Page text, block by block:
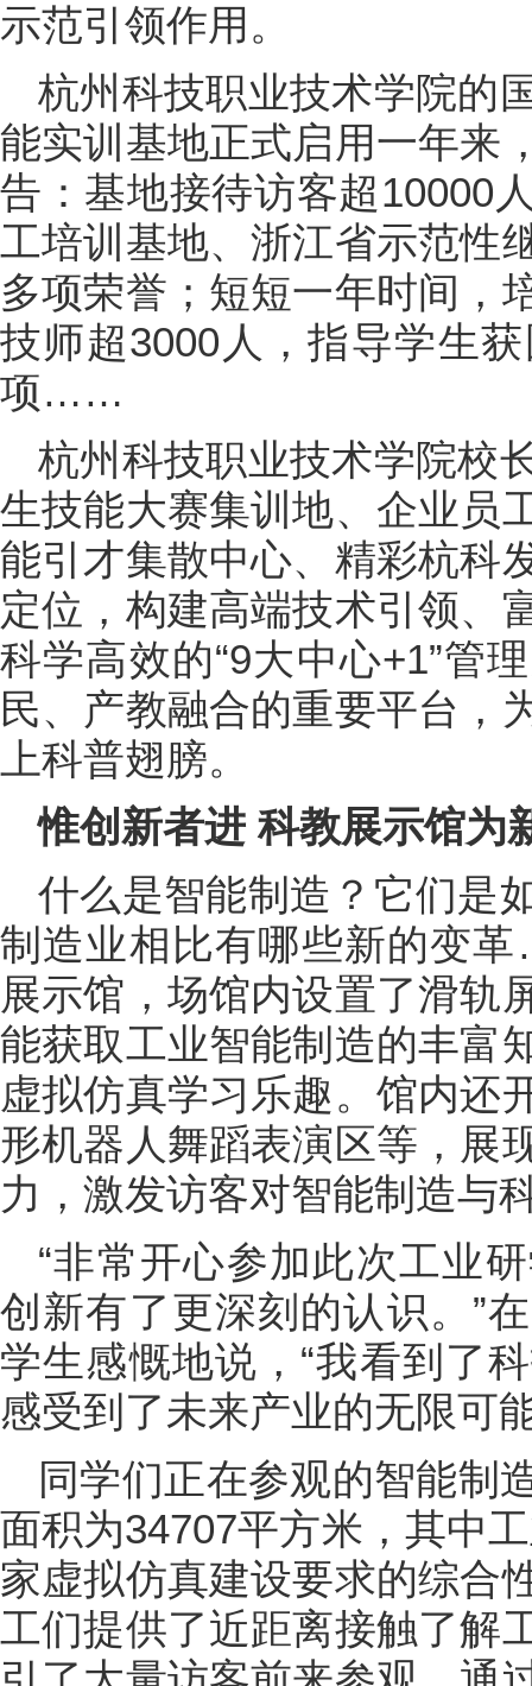
示范引领作用。
杭州科技职业技术学院的
能实训基地正式启用一年来
告：基地接待访客超10000
工培训基地、浙江省示范性
多项荣誉；短短一年时间，
技师超3000人，指导学生
项……
杭州科技职业技术学院校
生技能大赛集训地、企业员
能引才集散中心、精彩杭科
定位，构建高端技术引领、
科学高效的“9大中心+1”管
民、产教融合的重要平台，
上科普翅膀。
惟创新者进 科教展示馆为
什么是智能制造？它们是
制造业相比有哪些新的变
展示馆，场馆内设置了滑轨
能获取工业智能制造的丰富
虚拟仿真学习乐趣。馆内还
形机器人舞蹈表演区等，展
力，激发访客对智能制造与
“非常开心参加此次工业
创新有了更深刻的认识。”
学生感慨地说，“我看到了
感受到了未来产业的无限可
同学们正在参观的智能制
面积为34707平方米，其中
家虚拟仿真建设要求的综合
工们提供了近距离接触了解